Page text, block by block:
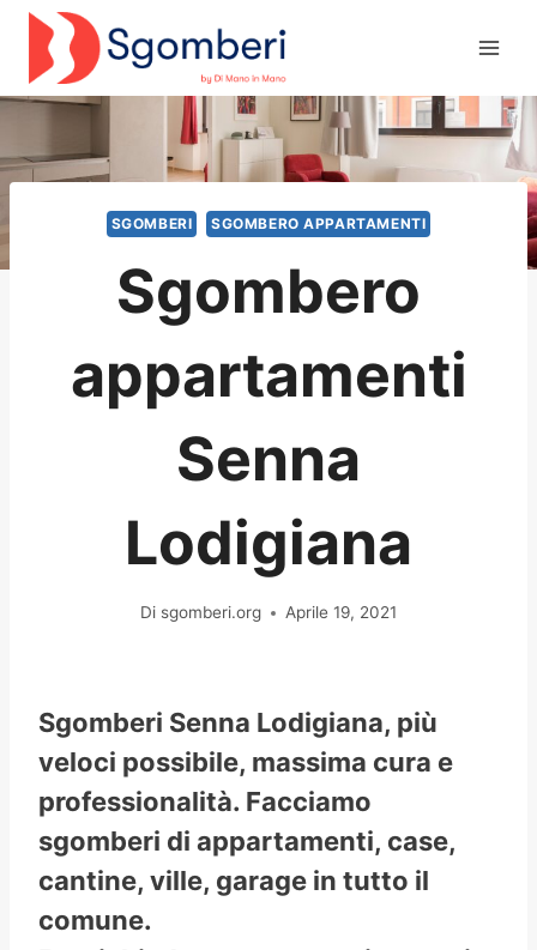
Salta
contenuto
SGOMBERI SGOMBERO APPARTAMENTI
Sgombero
appartamenti
Senna
Lodigiana
Di sgomberi.org Aprile 19, 2021
Sgomberi Senna Lodigiana, più
veloci possibile, massima cura e
professionalità. Facciamo
sgomberi di appartamenti, case,
cantine, ville, garage in tutto il
comune.